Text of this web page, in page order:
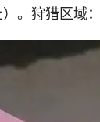
。狩猎区域